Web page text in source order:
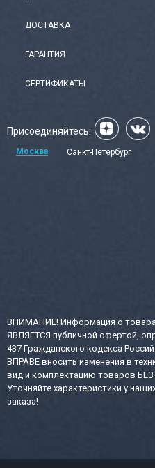
ДОСТАВКА
ГАРАНТИЯ
СЕРТИФИКАТЫ
Присоединяйтесь:
Москва Санкт-Петербург
ВНИМАНИЕ! Информация о
ЯВЛЯЕТСЯ публичной офертой,
437 Гражданского кодекса
ВПРАВЕ вносить изменения в
вид и комплектацию товаров
Уточняйте характеристики у
заказа!